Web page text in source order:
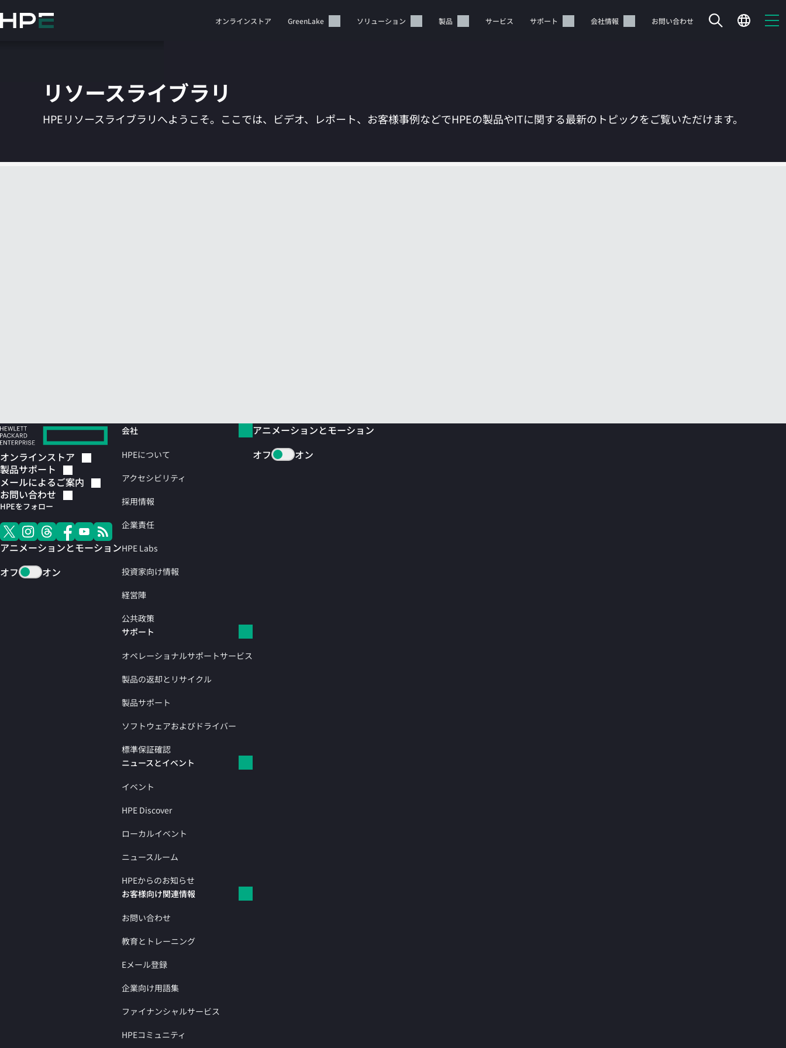
イ
ッ
オンラインストア GreenLake ソリューション 製品 サービス サポート 会社情報 お問い合わせ
カートは空です
リソースライブラリ
HPEリソースライブラリへようこそ。ここでは、ビデオ、レポート、お客様事例などでHPEの製品やITに関する最新のトピックをご覧いただけます。
オンラインストア
製品サポート
メールによるご案内
お問い合わせ
HPEをフォロー
アニメーションとモーション
オフ
オン
会社
HPEについて
アクセシビリティ
採用情報
企業責任
HPE Labs
投資家向け情報
経営陣
公共政策
サポート
オペレーショナルサポートサービス
製品の返却とリサイクル
製品サポート
ソフトウェアおよびドライバー
標準保証確認
ニュースとイベント
イベント
HPE Discover
ローカルイベント
ニュースルーム
HPEからのお知らせ
お客様向け関連情報
お問い合わせ
教育とトレーニング
Eメール登録
企業向け用語集
ファイナンシャルサービス
HPEコミュニティ
アニメーションとモーション
オフ
オン